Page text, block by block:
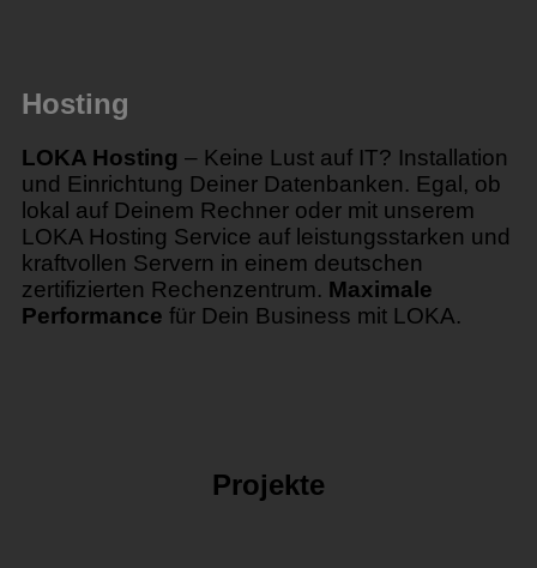
Hosting
LOKA Hosting – Keine Lust auf IT? Installation
und Einrichtung Deiner Datenbanken. Egal, ob
lokal auf Deinem Rechner oder mit unserem
LOKA Hosting Service auf leistungsstarken und
kraftvollen Servern in einem deutschen
zertifizierten Rechenzentrum. Maximale
Performance für Dein Business mit LOKA.
Projekte